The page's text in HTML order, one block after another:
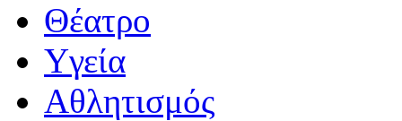
Θέατρο
Yγεία
Αθλητισμός